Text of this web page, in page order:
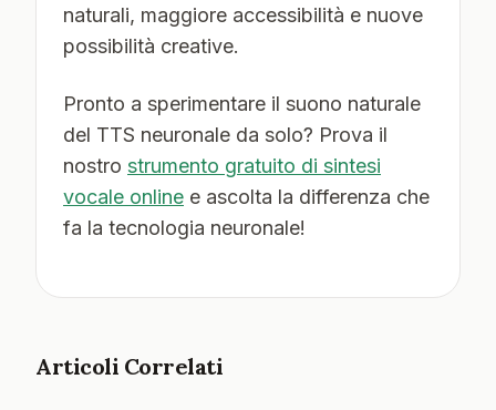
naturali, maggiore accessibilità e nuove
possibilità creative.
Pronto a sperimentare il suono naturale
del TTS neuronale da solo? Prova il
nostro strumento gratuito di sintesi
vocale online e ascolta la differenza che
fa la tecnologia neuronale!
Articoli Correlati